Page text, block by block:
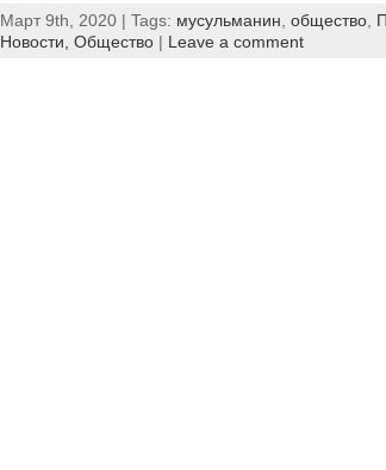
Март 9th, 2020 | Tags: мусульманин общество
Новости, Общество | Leave a comment